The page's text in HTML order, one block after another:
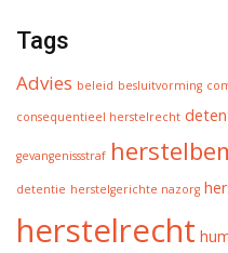
Tags
Advies beleid besluitvorming
consequentieel herstelrecht
gevangenissstraf
detentie herstelgerichte nazorg
herstelrecht